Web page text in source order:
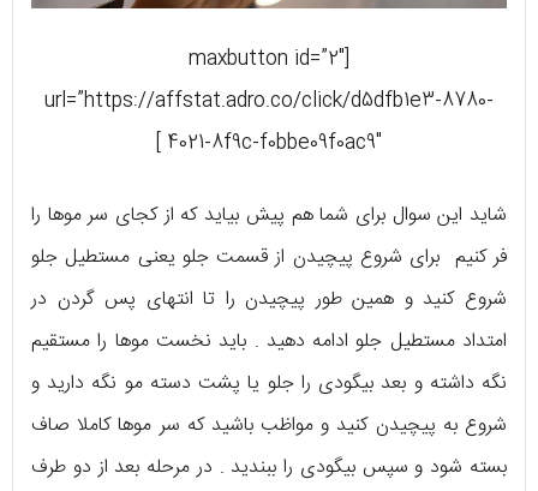
[maxbutton id=”2″
url=”https://affstat.adro.co/click/d5dfb1e3-8780-
4021-8f9c-f0bbe09f0ac9″ ]
شاید این سوال برای شما هم پیش بیاید که از کجای سر موها را
فر کنیم برای شروع پیچیدن از قسمت جلو یعنی مستطیل جلو
شروع کنید و همین‌ طور پیچیدن را تا انتهای پس گردن در
امتداد مستطیل جلو ادامه دهید . باید نخست موها را مستقیم
نگه داشته و بعد بیگودی را جلو یا پشت دسته مو نگه دارید و
شروع به پیچیدن کنید و مواظب باشید که سر موها کاملا صاف
بسته شود و سپس بیگودی را ببندید . در مرحله بعد از دو طرف